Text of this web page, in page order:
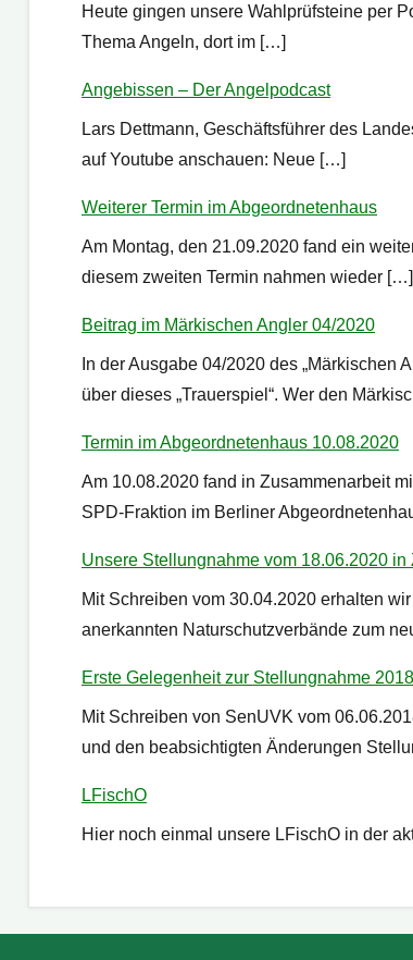
Heute gingen unsere Wahlprüfsteine per
Thema Angeln, dort im […]
Angebissen – Der Angelpodcast
Lars Dettmann, Geschäftsführer des
auf Youtube anschauen: Neue […]
Weiterer Termin im Abgeordnetenhaus
Am Montag, den 21.09.2020 fand ein
diesem zweiten Termin nahmen wieder […]
Beitrag im Märkischen Angler 04/2020
In der Ausgabe 04/2020 des
über dieses „Trauerspiel“. Wer den
Termin im Abgeordnetenhaus 10.08.2020
Am 10.08.2020 fand in Zusammenarbeit
SPD-Fraktion im Berliner
Unsere Stellungnahme vom 18.06.2020
Mit Schreiben vom 30.04.2020 erhalten
anerkannten Naturschutzverbände zum
Erste Gelegenheit zur Stellungnahme 2018
Mit Schreiben von SenUVK vom
und den beabsichtigten Änderungen
LFischO
Hier noch einmal unsere LFischO in der